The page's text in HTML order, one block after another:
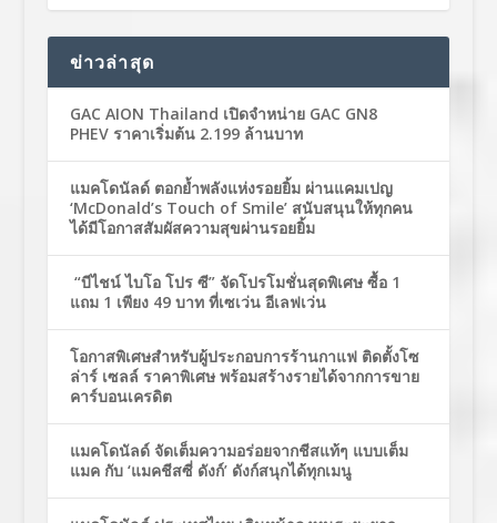
ข่าวล่าสุด
GAC AION Thailand เปิดจำหน่าย GAC GN8
PHEV ราคาเริ่มต้น 2.199 ล้านบาท
แมคโดนัลด์ ตอกย้ำพลังแห่งรอยยิ้ม ผ่านแคมเปญ
‘McDonald’s Touch of Smile’ สนับสนุนให้ทุกคน
ได้มีโอกาสสัมผัสความสุขผ่านรอยยิ้ม
“บีไชน์ ไบโอ โปร ซี” จัดโปรโมชั่นสุดพิเศษ ซื้อ 1
แถม 1 เพียง 49 บาท ที่เซเว่น อีเลฟเว่น
โอกาสพิเศษสำหรับผู้ประกอบการร้านกาแฟ ติดตั้งโซ
ล่าร์ เซลล์ ราคาพิเศษ พร้อมสร้างรายได้จากการขาย
คาร์บอนเครดิต
แมคโดนัลด์ จัดเต็มความอร่อยจากชีสแท้ๆ แบบเต็ม
แมค กับ ‘แมคชีสซี่ ดังก์’ ดังก์สนุกได้ทุกเมนู